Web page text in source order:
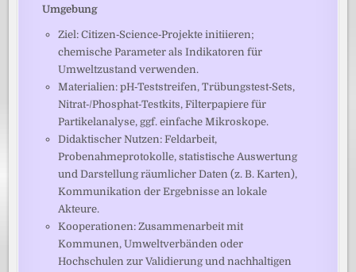
Umgebung
Ziel: Citizen‑Science‑Projekte initiieren;
chemische Parameter als Indikatoren für
Umweltzustand verwenden.
Materialien: pH‑Teststreifen, Trübungstest‑Sets,
Nitrat‑/Phosphat‑Testkits, Filterpapiere für
Partikelanalyse, ggf. einfache Mikroskope.
Didaktischer Nutzen: Feldarbeit,
Probenahmeprotokolle, statistische Auswertung
und Darstellung räumlicher Daten (z. B. Karten),
Kommunikation der Ergebnisse an lokale
Akteure.
Kooperationen: Zusammenarbeit mit
Kommunen, Umweltverbänden oder
Hochschulen zur Validierung und nachhaltigen